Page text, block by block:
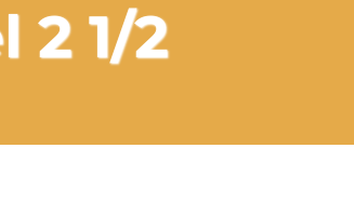
2 1/2